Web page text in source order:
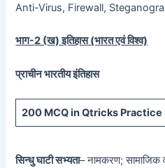
Anti-Virus, Firewall,
भाग-2 (ख) इतिहास (भारत एवं विश्व)
प्राचीन भारतीय इंतिहास
200 MCQin Qtricks Practice
सिन्धु घाटी सभ्यता– नामकरण; सामाजिक